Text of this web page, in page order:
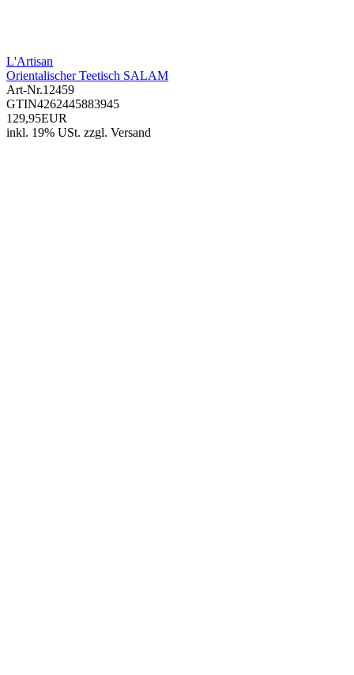
L'Artisan
Orientalischer Teetisch SALAM
Art-Nr.12459
GTIN4262445883945
129,95EUR
inkl. 19% USt. zzgl. Versand